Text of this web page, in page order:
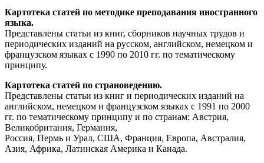
Картотека статей по методике преподавания иностранного
языка.
Представлены статьи из книг, сборников научных трудов и
периодических изданий на русском, английском, немецком и
французском языках с 1990 по 2010 гг. по тематическому
принципу.
Картотека статей по страноведению.
Представлены статьи из книг и периодических изданий на
английском, немецком и французском языках с 1991 по 2000
гг. по тематическому принципу и по странам: Австрия,
Великобритания, Германия,
Россия, Пермь и Урал, США, Франция, Европа, Австралия,
Азия, Африка, Латинская Америка и Канада.